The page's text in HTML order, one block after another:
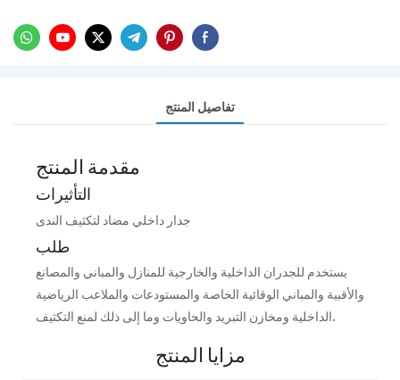
تفاصيل المنتج
مقدمة المنتج
التأثيرات
جدار داخلي مضاد لتكثيف الندى
طلب
يستخدم للجدران الداخلية والخارجية للمنازل والمباني والمصانع
والأقبية والمباني الوقائية الخاصة والمستودعات والملاعب الرياضية
الداخلية ومخازن التبريد والحاويات وما إلى ذلك لمنع التكثيف.
مزايا المنتج